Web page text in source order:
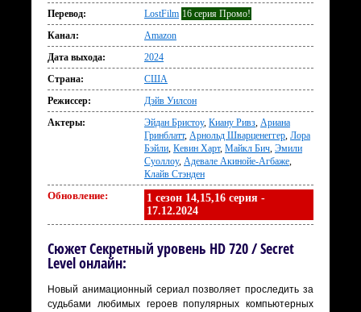
Перевод:
LostFilm 16 серия Промо!
Канал:
Amazon
Дата выхода:
2024
Страна:
США
Режиссер:
Дэйв Уилсон
Актеры:
Эйдан Бристоу, Киану Ривз, Ариана
Гринблатт, Арнольд Шварценеггер, Лора
Бэйли, Кевин Харт, Майкл Бич, Эмили
Суоллоу, Адевале Акинойе-Агбаже,
Клайв Стэнден
Обновление:
1 сезон 14,15,16 серия -
17.12.2024
Сюжет Секретный уровень HD 720 / Secret
Level онлайн:
Новый анимационный сериал позволяет проследить за
судьбами любимых героев популярных компьютерных